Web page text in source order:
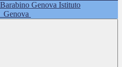
Istituto
Genova